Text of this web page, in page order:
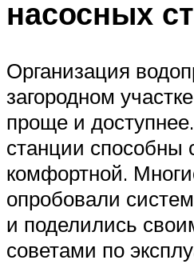
насосных
Организация
загородном
проще и
станции способны
комфортной.
опробовали
и поделились
советами по